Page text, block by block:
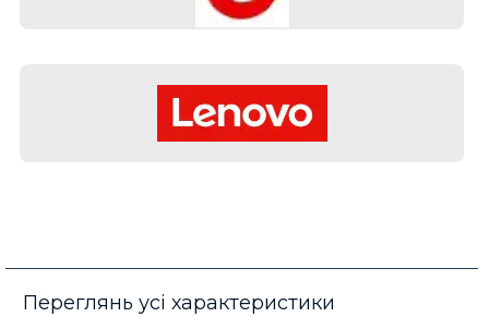
Переглянь усі характеристики